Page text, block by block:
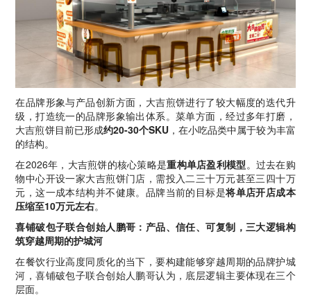
在品牌形象与产品创新方面，大吉煎饼进行了较大幅度的迭代升
级，打造统一的品牌形象输出体系。菜单方面，经过多年打磨，
大吉煎饼目前已形成约20-30个SKU ，在小吃品类中属于较为丰富
的结构。
在2026年，大吉煎饼的核心策略是重构单店盈利模型。过去在购
物中心开设一家大吉煎饼门店，需投入二三十万元甚至三四十万
元，这一成本结构并不健康。品牌当前的目标是将单店开店成本
压缩至10万元左右。
喜铺破包子联合创始人鹏哥：产品、信任、可复制，三大逻辑构
筑穿越周期的护城河
在餐饮行业高度同质化的当下，要构建能够穿越周期的品牌护城
河，喜铺破包子联合创始人鹏哥认为，底层逻辑主要体现在三个
层面。